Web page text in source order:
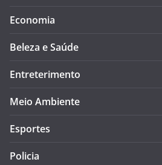
Economia
Beleza e Saúde
Entreterimento
Meio Ambiente
Esportes
Policia